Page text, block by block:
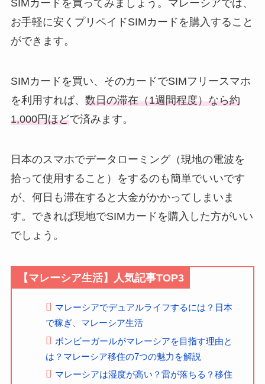
SIMカードを買ってみましょう。マレーシアでは、
お手軽に安くプリペイドSIMカードを購入すること
ができます。
SIMカードを買い、そのカードでSIMフリースマホ
を利用すれば、 数日の滞在（1週間程度）なら約
1,000円ほどで済みます。
日本のスマホでデータローミング（現地の電波を
拾って使用すること）をするのも簡単でいいです
が、何日も滞在すると大金がかかってしまいま
す。できれば現地でSIMカードを購入した方がいい
でしょう。
【マレーシア生活】人気記事TOP3
マレーシアでデュアルライフするには？日本
で稼ぎ、マレーシア生活
ボンビーガールがマレーシアを目指す理由と
は？マレーシア移住の7つの魅力を解説
マレーシアは湿度が高い？雷が落ちる？移住